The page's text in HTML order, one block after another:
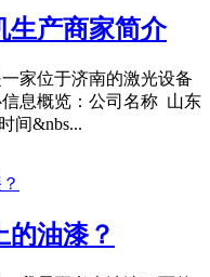
生产商家简介
家位于济南的激光设备
息概览：公司名称 山东
间&nbs...
油漆？